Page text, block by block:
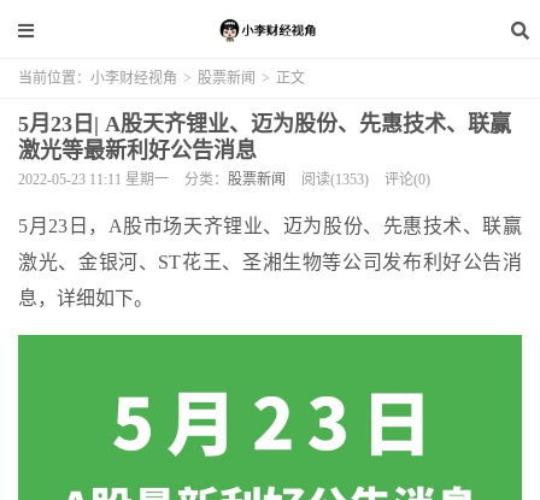
当前位置： 小李财经视角 > 股票新闻 > 正文
5月23日| A股天齐锂业、迈为股份、先惠技术、联赢
激光等最新利好公告消息
2022-05-23 11:11 星期一 分类： 股票新闻 阅读(1353) 评论(0)
5月23日，A股市场天齐锂业、迈为股份、先惠技术、联赢
激光、金银河、ST花王、圣湘生物等公司发布利好公告消
息，详细如下。